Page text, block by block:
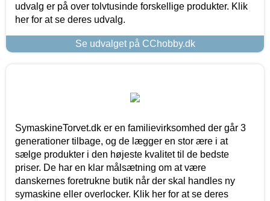
udvalg er på over tolvtusinde forskellige produkter. Klik
her for at se deres udvalg.
Se udvalget på CChobby.dk
SymaskineTorvet.dk er en familievirksomhed der går 3
generationer tilbage, og de lægger en stor ære i at
sælge produkter i den højeste kvalitet til de bedste
priser. De har en klar målsætning om at være
danskernes foretrukne butik når der skal handles ny
symaskine eller overlocker. Klik her for at se deres